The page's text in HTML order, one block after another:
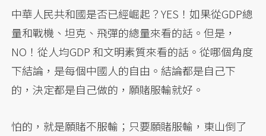
中華人民共和國是否已經崛起？YES！如果從GDP總
量和戰機、坦克、飛彈的總量來看的話。但是，
NO！從人均GDP 和文明素質來看的話。從哪個角度
下結論，是每個中國人的自由。結論都是自己下
的，決定都是自己做的，願賭服輸就好。
怕的，就是願賭不服輸；只要願賭服輸，東山倒了